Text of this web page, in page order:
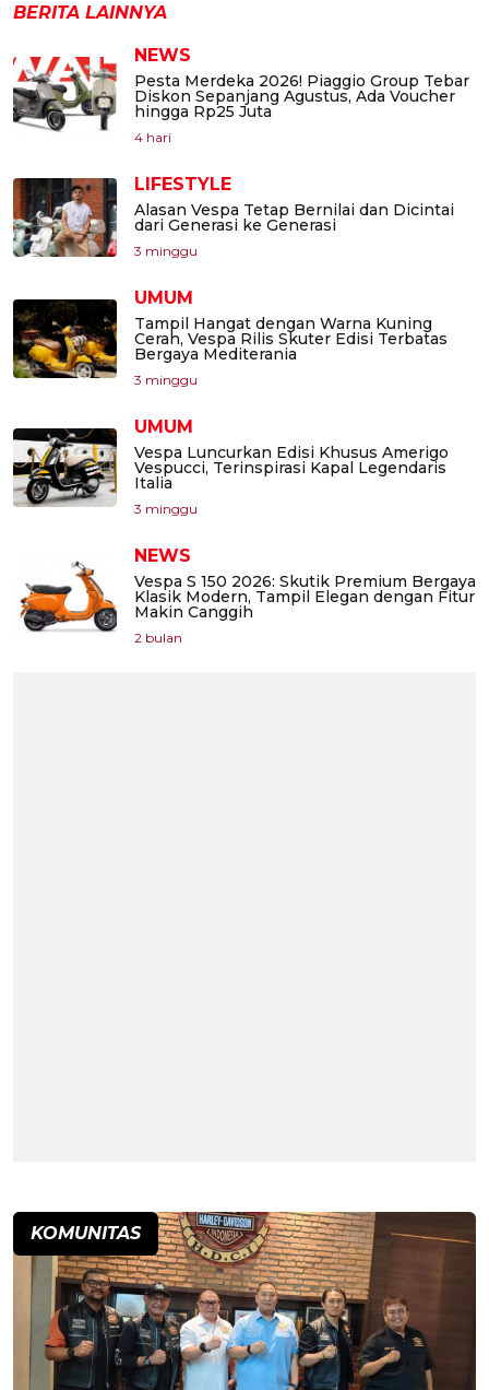
BERITA LAINNYA
NEWS
Pesta Merdeka 2026! Piaggio Group Tebar
Diskon Sepanjang Agustus, Ada Voucher
hingga Rp25 Juta
4 hari
LIFESTYLE
Alasan Vespa Tetap Bernilai dan Dicintai
dari Generasi ke Generasi
3 minggu
UMUM
Tampil Hangat dengan Warna Kuning
Cerah, Vespa Rilis Skuter Edisi Terbatas
Bergaya Mediterania
3 minggu
UMUM
Vespa Luncurkan Edisi Khusus Amerigo
Vespucci, Terinspirasi Kapal Legendaris
Italia
3 minggu
NEWS
Vespa S 150 2026: Skutik Premium Bergaya
Klasik Modern, Tampil Elegan dengan Fitur
Makin Canggih
2 bulan
KOMUNITAS